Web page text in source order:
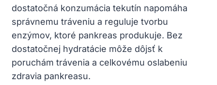
dostatočná konzumácia ⁣tekutín napomáha
správnemu tráveniu a reguluje tvorbu
enzýmov, ‍ktoré pankreas produkuje. Bez
⁢dostatočnej‍ hydratácie ⁤môže dôjsť k
poruchám trávenia a celkovému ‌oslabeniu
⁤zdravia pankreasu.